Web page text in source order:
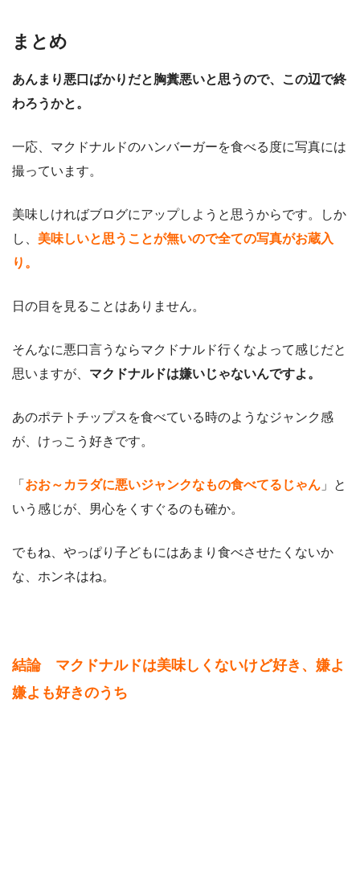
まとめ
あんまり悪口ばかりだと胸糞悪いと思うので、この辺で終
わろうかと。
一応、マクドナルドのハンバーガーを食べる度に写真には
撮っています。
美味しければブログにアップしようと思うからです。しか
し、 美味しいと思うことが無いので全ての写真がお蔵入
り。
日の目を見ることはありません。
そんなに悪口言うならマクドナルド行くなよって感じだと
思いますが、 マクドナルドは嫌いじゃないんですよ。
あのポテトチップスを食べている時のようなジャンク感
が、けっこう好きです。
「 おお～カラダに悪いジャンクなもの食べてるじゃん 」と
いう感じが、男心をくすぐるのも確か。
でもね、やっぱり子どもにはあまり食べさせたくないか
な、ホンネはね。
結論 マクドナルドは美味しくないけど好き、嫌よ
嫌よも好きのうち